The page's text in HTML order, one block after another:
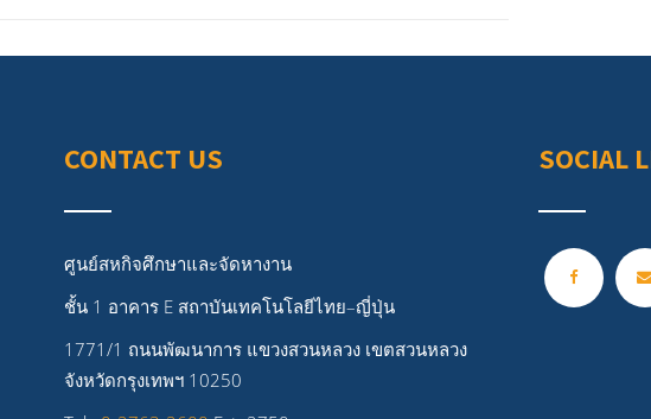
CONTACT US
ศูนย์สหกิจศึกษาและจัดหางาน
ชั้น 1 อาคาร E สถาบันเทคโนโลยีไทย–ญี่ปุ่น
1771/1 ถนนพัฒนาการ แขวงสวนหลวง เขตสวนหลวง
จังหวัดกรุงเทพฯ 10250
SOCIAL